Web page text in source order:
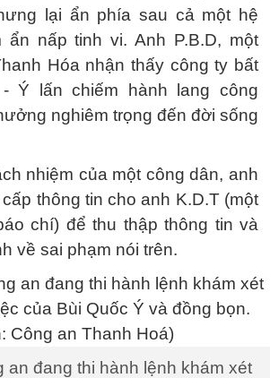
lại ẩn phía sau cả một hệ
ẩn nấp tinh vi. Anh P.B.D, một
Hóa nhận thấy công ty bất
Ý lấn chiếm hành lang công
nghiêm trọng đến đời sống
nhiệm của một công dân, anh
thông tin cho anh K.D.T (một
chí) để thu thập thông tin và
về sai phạm nói trên.
an đang thi hành lệnh khám xét